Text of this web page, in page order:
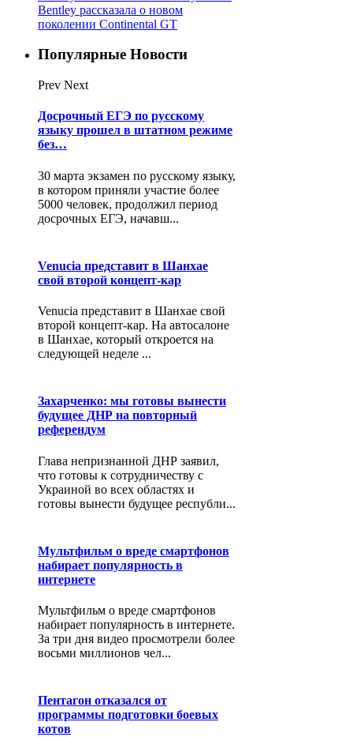
Bentley рассказала о новом
поколении Continental GT
Популярные Новости
Prev Next
Досрочный ЕГЭ по русскому
языку прошел в штатном режиме
без…
30 марта экзамен по русскому языку,
в котором приняли участие более
5000 человек, продолжил период
досрочных ЕГЭ, начавш...
Venucia представит в Шанхае
свой второй концепт-кар
Venucia представит в Шанхае свой
второй концепт-кар. На автосалоне
в Шанхае, который откроется на
следующей неделе ...
Захарченко: мы готовы вынести
будущее ДНР на повторный
референдум
Глава непризнанной ДНР заявил,
что готовы к сотрудничеству с
Украиной во всех областях и
готовы вынести будущее республи...
Мультфильм о вреде смартфонов
набирает популярность в
интернете
Мультфильм о вреде смартфонов
набирает популярность в интернете.
За три дня видео просмотрели более
восьми миллионов чел...
Пентагон отказался от
программы подготовки боевых
котов